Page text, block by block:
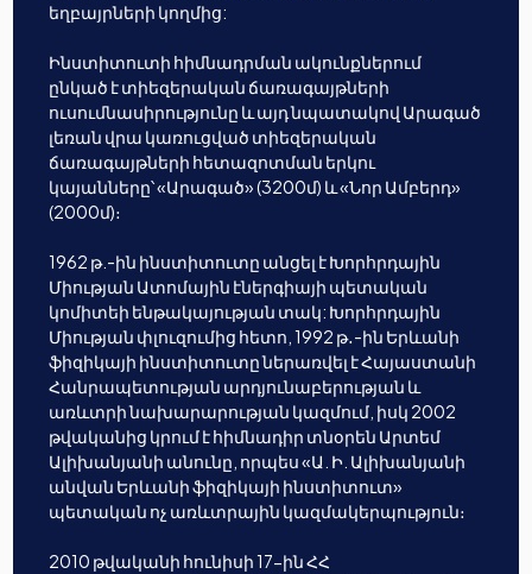
եղբայրների կողմից:
Ինստիտուտի հիմնադրման ակունքներում
ընկած է տիեզերական ճառագայթների
ուսումնասիրությունը և այդ նպատակով Արագած
լեռան վրա կառուցված տիեզերական
ճառագայթների հետազոտման երկու
կայանները՝ «Արագած» (3200մ) և «Նոր Ամբերդ»
(2000մ)։
1962 թ.-ին ինստիտուտը անցել է Խորհրդային
Միության Ատոմային էներգիայի պետական
կոմիտեի ենթակայության տակ: Խորհրդային
Միության փլուզումից հետո, 1992 թ․-ին Երևանի
ֆիզիկայի ինստիտուտը ներառվել է Հայաստանի
Հանրապետության արդյունաբերության և
առևտրի նախարարության կազմում, իսկ 2002
թվականից կրում է հիմնադիր տնօրեն Արտեմ
Ալիխանյանի անունը, որպես «Ա. Ի. Ալիխանյանի
անվան Երևանի ֆիզիկայի ինստիտուտ»
պետական ոչ առևտրային կազմակերպություն։
2010 թվականի հունիսի 17-ին ՀՀ